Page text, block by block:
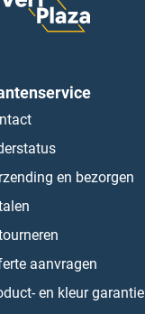
en bezorgen
aanvragen
en kleur garantie